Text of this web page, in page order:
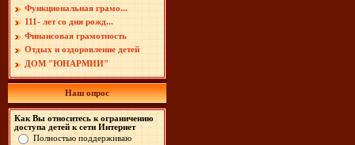
Функциональная грамо...
111- лет со дня рожд...
Финансовая грамотность
Отдых и оздоровление детей
ДОМ "ЮНАРМИИ"
Наш опрос
Как Вы относитесь к ограничению
доступа детей к сети Интернет
Полностью поддерживаю